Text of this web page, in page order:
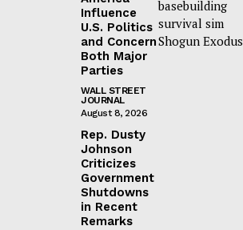
Influence
U.S. Politics
and Concern
Both Major
Parties
WALL STREET
JOURNAL
August 8, 2026
Rep. Dusty
Johnson
Criticizes
Government
Shutdowns
in Recent
Remarks
basebuilding
survival sim
Shogun